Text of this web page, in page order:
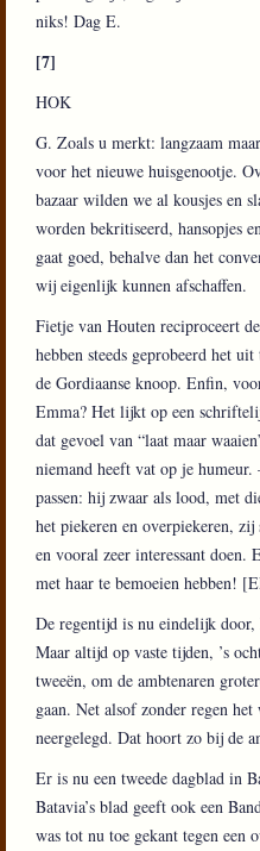
niks! Dag E.
[7]
HOK
G. Zoals u merkt: langzaam
voor het nieuwe huisgenootje.
bazaar wilden we al kousjes en
worden bekritiseerd, hansopjes
gaat goed, behalve dan het
wij eigenlijk kunnen afschaffen.
Fietje van Houten reciproceert
hebben steeds geprobeerd het
de Gordiaanse knoop. Enfin,
Emma? Het lijkt op een
dat gevoel van “laat maar
niemand heeft vat op je
passen: hij zwaar als lood, met
het piekeren en overpiekeren,
en vooral zeer interessant
met haar te bemoeien hebben!
De regentijd is nu eindelijk door,
Maar altijd op vaste tijden, ’s
tweeën, om de ambtenaren
gaan. Net alsof zonder regen
neergelegd. Dat hoort zo bij de
Er is nu een tweede dagblad in
Batavia’s blad geeft ook een
was tot nu toe gekant tegen een